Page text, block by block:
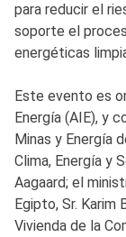
para reducir el
soporte el
energéticas
Este evento es
Energía (AIE), y
Minas y Energía
Clima, Energía y
Aagaard; el
Egipto, Sr. Karim
Vivienda de la